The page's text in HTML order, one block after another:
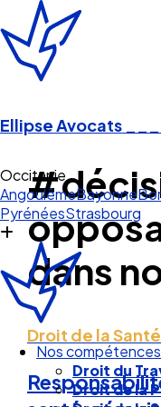
Ellipse Avocats
Occitanie
AngoulêmeBayonne
PyrénéesStrasbourg
Nos compétences
Droit du
Droit de la
dans
Droit de la